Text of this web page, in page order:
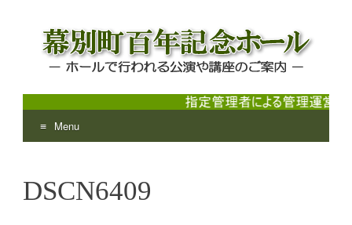
幕別町百年記念ホール
ホールで行われる公演や講座のご案内
Menu
content
DSCN6409